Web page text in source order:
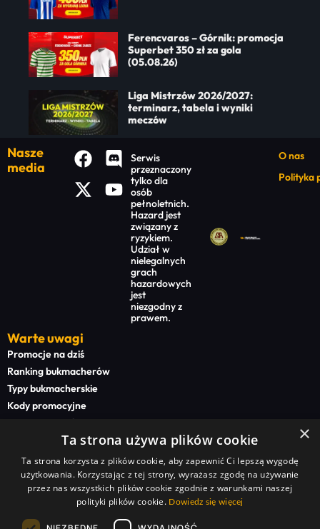
Ferencvaros – Górnik: promocja
Superbet 350 zł za gola
(05.08.26)
Liga Mistrzów 2026/2027:
terminarz, tabela i wyniki
meczów
Nasze
media
Serwis
przeznaczony
tylko dla
osób
pełnoletnich.
Hazard jest
związany z
ryzykiem.
Udział w
nielegalnych
grach
hazardowych
jest
niezgodny z
prawem.
O nas
Polityka
Warte uwagi
Promocje na dziś
Ranking bukmacherów
Typy bukmacherskie
Kody promocyjne
Bonusy powitalne
Newsy bukmacherskie
Na start
Superbet kod promocyjny
STS kod promocyjny
BETFAN kod promocyjny
×
Ta strona używa plików cookie
Ta strona korzysta z plików cookie, aby zapewnić Ci lepszą wygodę
użytkowania. Korzystając z tej strony, wyrażasz zgodę na używanie
przez nas wszystkich plików cookie zgodnie z warunkami naszej
polityki plików cookie. Dowiedz się więcej